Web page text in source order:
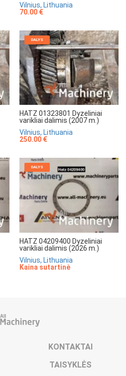
Vilnius, Lithuania
70.00 €
DALYS
HATZ 01323801 Dyzeliniai
varikliai dalimis (2007 m.)
Vilnius, Lithuania
250.00 €
DALYS
HATZ 04209400 Dyzeliniai
varikliai dalimis (2026 m.)
Vilnius, Lithuania
Kaina sutartinė
KONTAKTAI
TAISYKLĖS